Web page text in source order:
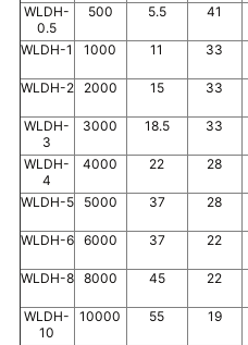
WLDH-
0.5
500 5.5 41
WLDH-1 1000 11 33
WLDH-2 2000 15 33
WLDH-
3
3000 18.5 33
WLDH-
4
4000 22 28
WLDH-5 5000 37 28
WLDH-6 6000 37 22
WLDH-8 8000 45 22
WLDH-
10
10000 55 19